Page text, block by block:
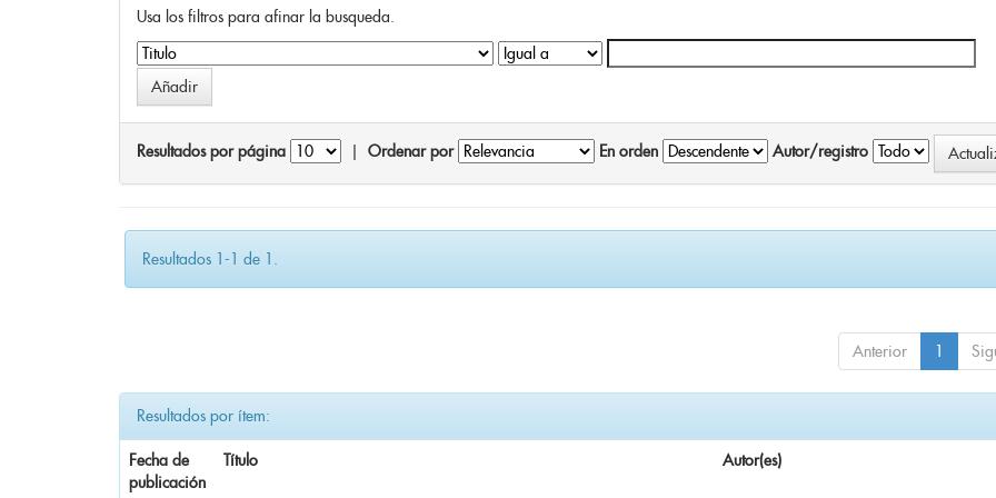
Usa los filtros para afinar la busqueda.
Resultados por página Ordenar por En orden Autor/registro
Resultados 1-1 de 1.
Anterior 1
Resultados por ítem:
Fecha de
publicación
Título Autor(es)